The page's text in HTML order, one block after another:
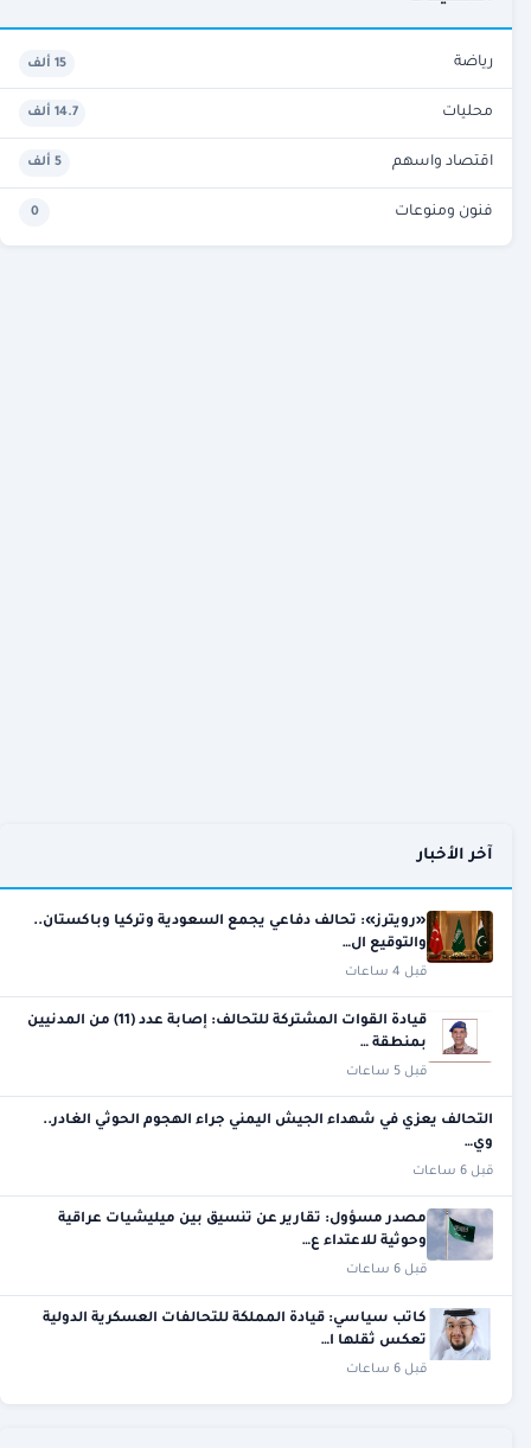
رياضة 15 ألف
محليات 14.7 ألف
اقتصاد واسهم 5 ألف
فنون ومنوعات 0
آخر الأخبار
«رويترز»: تحالف دفاعي يجمع السعودية وتركيا وباكستان..
والتوقيع ال…
قبل 4 ساعات
قيادة القوات المشتركة للتحالف: إصابة عدد (11) من المدنيين
بمنطقة …
قبل 5 ساعات
التحالف يعزي في شهداء الجيش اليمني جراء الهجوم الحوثي الغادر..
وي…
قبل 6 ساعات
مصدر مسؤول: تقارير عن تنسيق بين ميليشيات عراقية
وحوثية للاعتداء ع…
قبل 6 ساعات
كاتب سياسي: قيادة المملكة للتحالفات العسكرية الدولية
تعكس ثقلها ا…
قبل 6 ساعات